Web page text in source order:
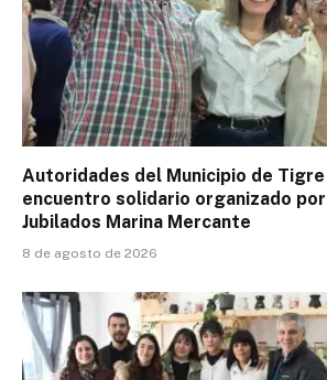
Autoridades del Municipio de Tigre
encuentro solidario organizado
Jubilados Marina Mercante
8 de agosto de 2026